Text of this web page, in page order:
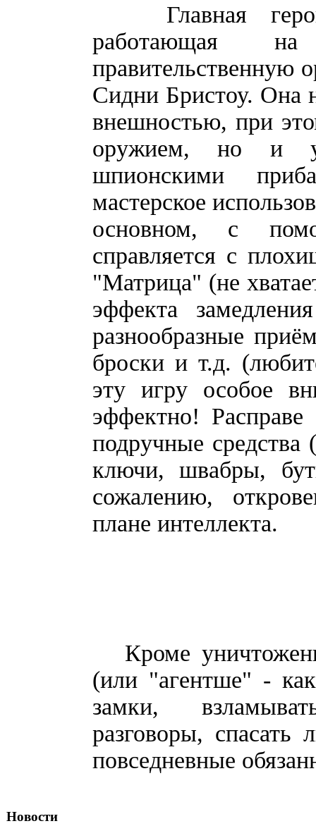
Новости
Главная
работающая на
правительственную
Сидни Бристоу. Она
внешностью, при
оружием, но и
шпионскими
мастерское
основном, с
справляется с
"Матрица" (не
эффекта
разнообразные
броски и т.д.
эту игру особое
эффектно!
подручные средства
ключи, швабры,
сожалению,
плане интеллекта.
Кроме
(или "агентше" -
замки,
разговоры,
повседневные